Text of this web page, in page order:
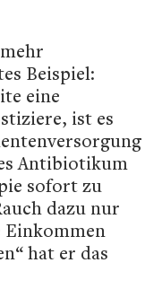
Beispiel:
eine
ist es
Antibiotikum
sofort zu
dazu nur
hat er das